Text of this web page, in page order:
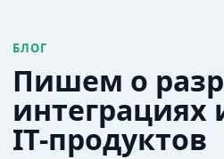
БЛОГ
Пишем о
интеграциях
IT-продуктов